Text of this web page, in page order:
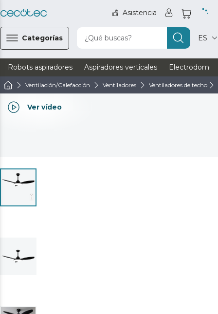
Asistencia
Categorías ¿Qué buscas? ES
Robots aspiradores Aspiradores verticales
Ventilación/Calefacción Ventiladores Ventiladores de techo
Ver vídeo